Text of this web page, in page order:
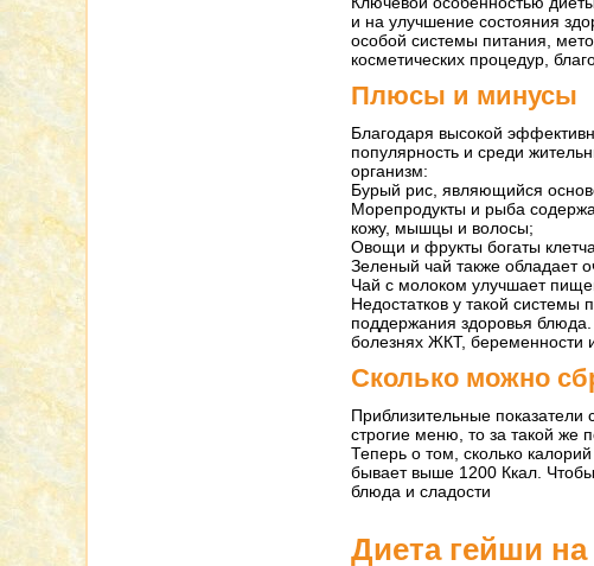
и на улучшение состояния
особой системы питания,
косметических процедур,
Плюсы и минусы
Благодаря высокой
популярность и среди
организм:
Бурый рис, являющийся
Морепродукты и рыба
кожу, мышцы и волосы;
Овощи и фрукты богаты
Зеленый чай также обладает
Чай с молоком улучшает
Недостатков у такой системы
поддержания здоровья
болезнях ЖКТ, беременности
Сколько можно
Приблизительные
строгие меню, то за такой же
Теперь о том, сколько
бывает выше 1200 Ккал.
блюда и сладости
Диета гейши